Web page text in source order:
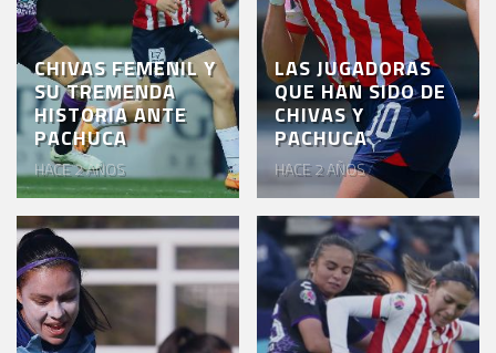
CHIVAS FEMENIL Y
SU TREMENDA
HISTORIA ANTE
PACHUCA
HACE 2 AÑOS
LAS JUGADORAS
QUE HAN SIDO DE
CHIVAS Y
PACHUCA
HACE 2 AÑOS